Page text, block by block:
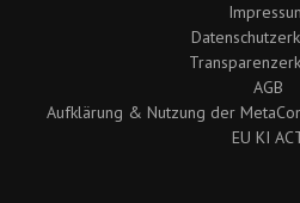
AGB
Aufklärung & Nutzung der
EU KI